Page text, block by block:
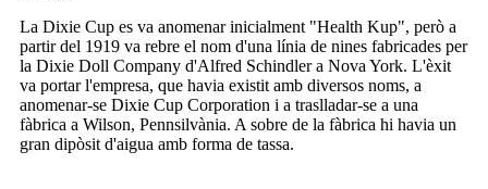
La Dixie Cup es va anomenar inicialment "Health Kup", però a
partir del 1919 va rebre el nom d'una línia de nines fabricades per
la Dixie Doll Company d'Alfred Schindler a Nova York. L'èxit
va portar l'empresa, que havia existit amb diversos noms, a
anomenar-se Dixie Cup Corporation i a traslladar-se a una
fàbrica a Wilson, Pennsilvània. A sobre de la fàbrica hi havia un
gran dipòsit d'aigua amb forma de tassa.